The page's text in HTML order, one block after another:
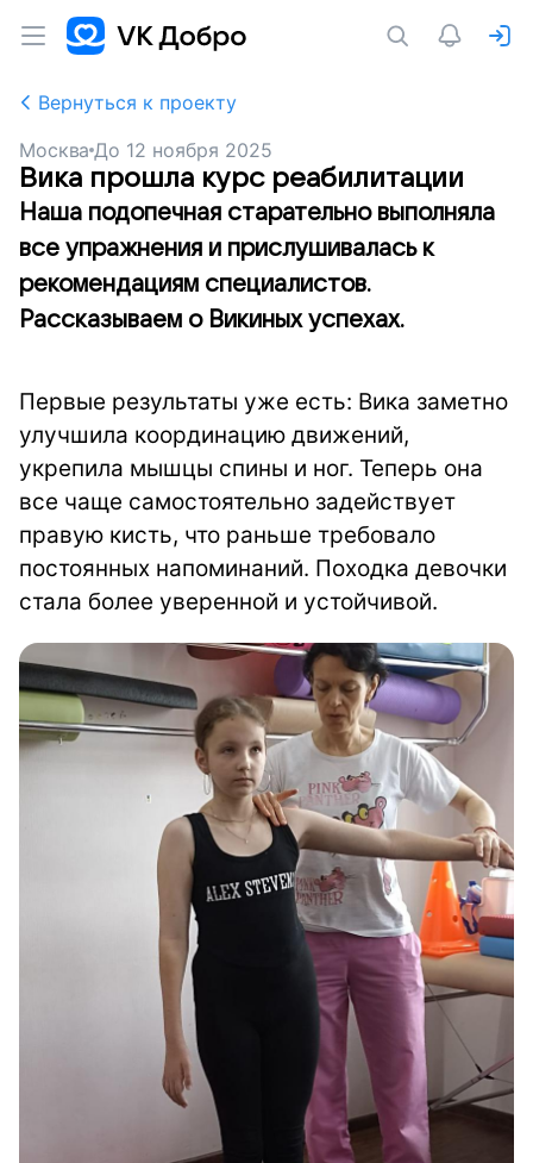
Вернуться к проекту
Москва До 12 ноября 2025
Вика прошла курс реабилитации
Наша подопечная старательно выполняла
все упражнения и прислушивалась к
рекомендациям специалистов.
Рассказываем о Викиных успехах.
Первые результаты уже есть: Вика заметно
улучшила координацию движений,
укрепила мышцы спины и ног. Теперь она
все чаще самостоятельно задействует
правую кисть, что раньше требовало
постоянных напоминаний. Походка девочки
стала более уверенной и устойчивой.